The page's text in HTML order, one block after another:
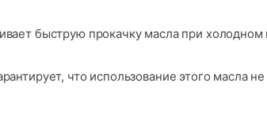
быструю прокачку масла при
что использование этого масла